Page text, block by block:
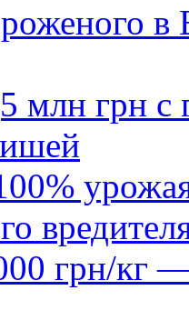
в
млн грн с
грн/кг —